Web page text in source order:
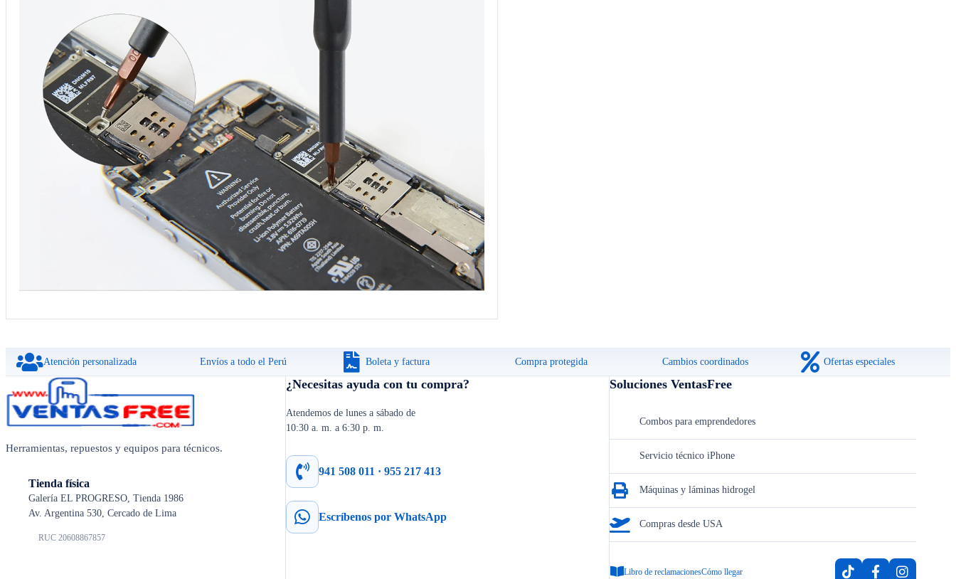
Atención personalizada Envíos a todo el Perú Boleta y factura Compra protegida Cambios coordinados Ofertas especiales
Herramientas, repuestos y equipos para técnicos.
Tienda física
Galería EL PROGRESO, Tienda 1986
Av. Argentina 530, Cercado de Lima
RUC 20608867857
¿Necesitas ayuda con tu compra?
Atendemos de lunes a sábado de
10:30 a. m. a 6:30 p. m.
941 508 011 · 955 217 413
Escríbenos por WhatsApp
Soluciones VentasFree
Combos para emprendedores
Servicio técnico iPhone
Máquinas y láminas hidrogel
Compras desde USA
Libro de reclamacionesCómo llegar